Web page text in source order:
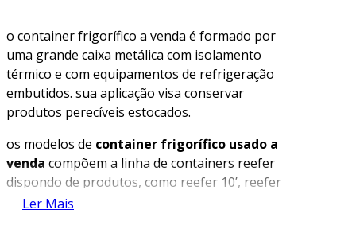
o container frigorífico a venda é formado por
uma grande caixa metálica com isolamento
térmico e com equipamentos de refrigeração
embutidos. sua aplicação visa conservar
produtos perecíveis estocados.
os modelos de container frigorífico usado a
venda compõem a linha de containers reefer
dispondo de produtos, como reefer 10’, reefer
20’ e reefer 40’, apresentando variações nas
Ler Mais